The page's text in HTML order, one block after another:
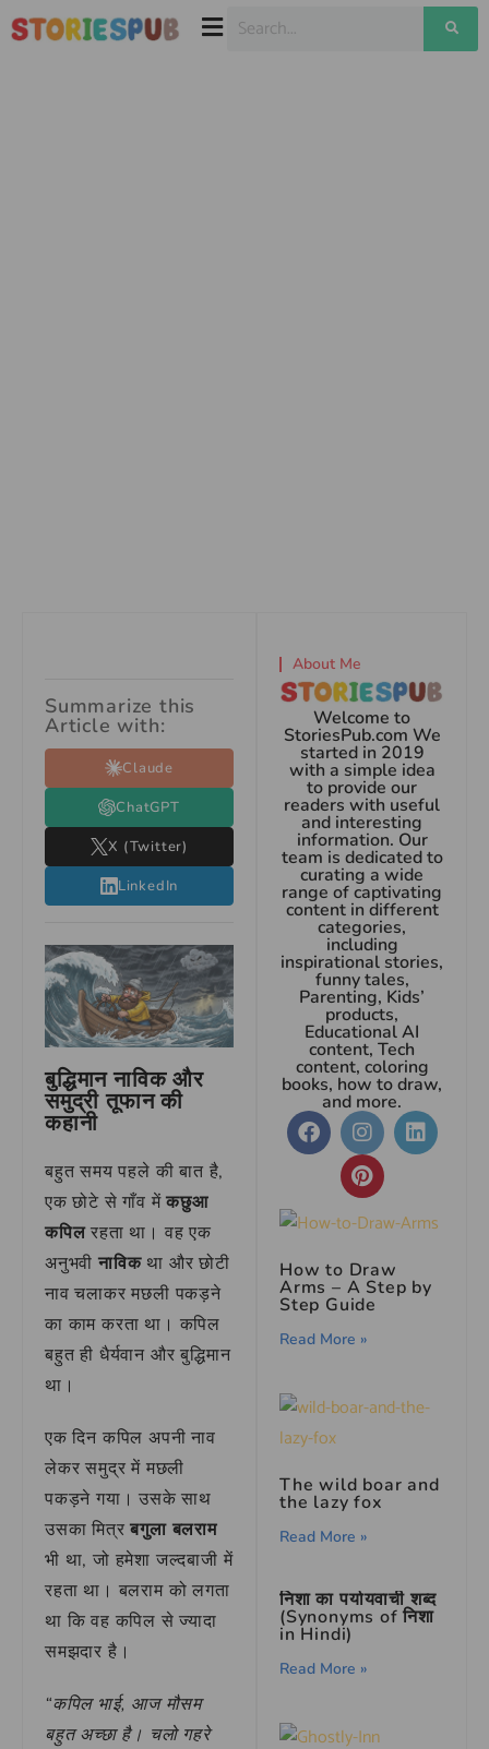
Summarize this
Article with:
Claude
ChatGPT
X (Twitter)
LinkedIn
बुद्धिमान नाविक और
समुद्री तूफान की
कहानी
बहुत समय पहले की बात है,
एक छोटे से गाँव मेंकछुआ
कपिलरहता था। वह एक
अनुभवी नाविकथा और छोटी
नाव चलाकर मछली पकड़ने
का काम करता था। कपिल
बहुत ही धैर्यवान और बुद्धिमान
था।
एक दिन कपिल अपनी नाव
लेकर समुद्र में मछली
पकड़ने गया। उसके साथ
उसका मित्रबगुला बलराम
भी था, जो हमेशा जल्दबाजी में
रहता था। बलराम को लगता
था कि वह कपिल से ज्यादा
समझदार है।
“कपिल भाई, आज मौसम
बहुत अच्छा है। चलो गहरे
About Me
Welcome to
StoriesPub.com We
started in 2019
with a simple idea
to provide our
readers with useful
and interesting
information. Our
team is dedicated to
curating a wide
range of captivating
content in different
categories,
including
inspirational stories,
funny tales,
Parenting, Kids’
products,
Educational AI
content, Tech
content, coloring
books, how to draw,
and more.
How to Draw
Arms – A Step by
Step Guide
Read More »
The wild boar and
the lazy fox
Read More »
निशा का पर्यायवाची शब्द
(Synonyms of निशा
in Hindi)
Read More »